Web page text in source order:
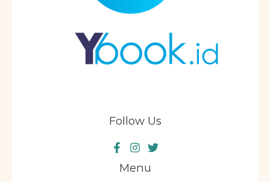
Follow Us
Menu